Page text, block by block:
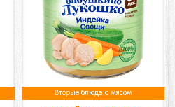
Вторые блюда с мясом